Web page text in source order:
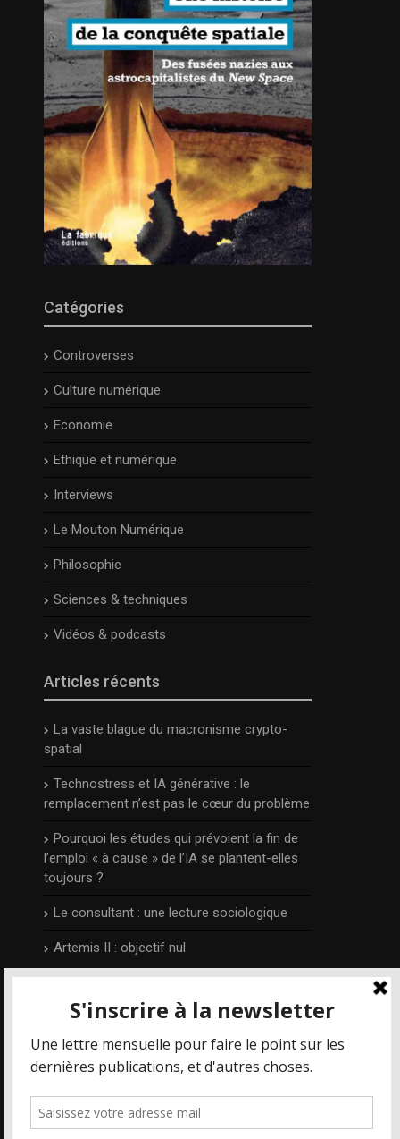
Catégories
Controverses
Culture numérique
Economie
Ethique et numérique
Interviews
Le Mouton Numérique
Philosophie
Sciences & techniques
Vidéos & podcasts
Articles récents
La vaste blague du macronisme crypto-
spatial
Technostress et IA générative : le
remplacement n’est pas le cœur du problème
Pourquoi les études qui prévoient la fin de
l’emploi « à cause » de l’IA se plantent-elles
toujours ?
Le consultant : une lecture sociologique
Artemis II : objectif nul
Publié et édité par Irénée Régnauld,Mais où
va le web ?est un blog qui prend part aux
nouvelles technologies et le numérique en
particulier, depuis 2014.